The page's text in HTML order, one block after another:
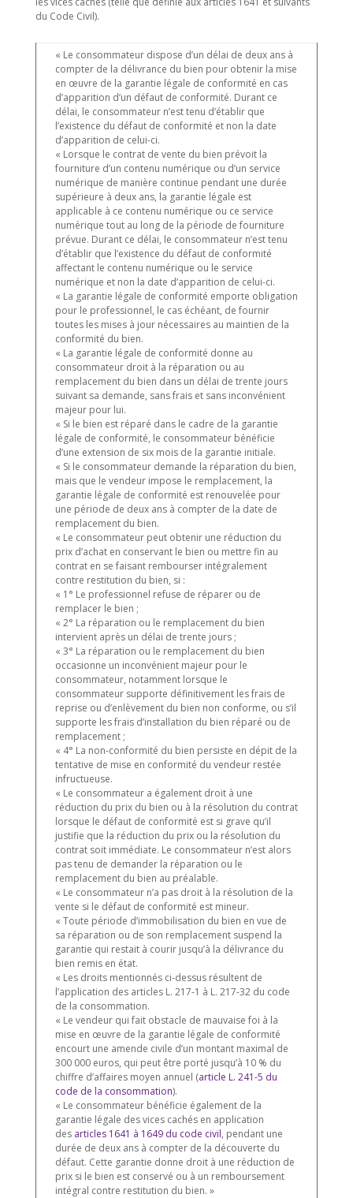
du Code Civil).
« Le consommateur dispose d’un délai de deux ans à
compter de la délivrance du bien pour obtenir la mise
en œuvre de la garantie légale de conformité en cas
d’apparition d’un défaut de conformité. Durant ce
délai, le consommateur n’est tenu d’établir que
l’existence du défaut de conformité et non la date
d’apparition de celui-ci.
« Lorsque le contrat de vente du bien prévoit la
fourniture d’un contenu numérique ou d’un service
numérique de manière continue pendant une durée
supérieure à deux ans, la garantie légale est
applicable à ce contenu numérique ou ce service
numérique tout au long de la période de fourniture
prévue. Durant ce délai, le consommateur n’est tenu
d’établir que l’existence du défaut de conformité
affectant le contenu numérique ou le service
numérique et non la date d’apparition de celui-ci.
« La garantie légale de conformité emporte obligation
pour le professionnel, le cas échéant, de fournir
toutes les mises à jour nécessaires au maintien de la
conformité du bien.
« La garantie légale de conformité donne au
consommateur droit à la réparation ou au
remplacement du bien dans un délai de trente jours
suivant sa demande, sans frais et sans inconvénient
majeur pour lui.
« Si le bien est réparé dans le cadre de la garantie
légale de conformité, le consommateur bénéficie
d’une extension de six mois de la garantie initiale.
« Si le consommateur demande la réparation du bien,
mais que le vendeur impose le remplacement, la
garantie légale de conformité est renouvelée pour
une période de deux ans à compter de la date de
remplacement du bien.
« Le consommateur peut obtenir une réduction du
prix d’achat en conservant le bien ou mettre fin au
contrat en se faisant rembourser intégralement
contre restitution du bien, si :
« 1° Le professionnel refuse de réparer ou de
remplacer le bien ;
« 2° La réparation ou le remplacement du bien
intervient après un délai de trente jours ;
« 3° La réparation ou le remplacement du bien
occasionne un inconvénient majeur pour le
consommateur, notamment lorsque le
consommateur supporte définitivement les frais de
reprise ou d’enlèvement du bien non conforme, ou s’il
supporte les frais d’installation du bien réparé ou de
remplacement ;
« 4° La non-conformité du bien persiste en dépit de la
tentative de mise en conformité du vendeur restée
infructueuse.
« Le consommateur a également droit à une
réduction du prix du bien ou à la résolution du contrat
lorsque le défaut de conformité est si grave qu’il
justifie que la réduction du prix ou la résolution du
contrat soit immédiate. Le consommateur n’est alors
pas tenu de demander la réparation ou le
remplacement du bien au préalable.
« Le consommateur n’a pas droit à la résolution de la
vente si le défaut de conformité est mineur.
« Toute période d’immobilisation du bien en vue de
sa réparation ou de son remplacement suspend la
garantie qui restait à courir jusqu’à la délivrance du
bien remis en état.
« Les droits mentionnés ci-dessus résultent de
l’application des articles L. 217-1 à L. 217-32 du code
de la consommation.
« Le vendeur qui fait obstacle de mauvaise foi à la
mise en œuvre de la garantie légale de conformité
encourt une amende civile d’un montant maximal de
300 000 euros, qui peut être porté jusqu’à 10 % du
chiffre d’affaires moyen annuel (article L. 241-5 du
code de la consommation).
« Le consommateur bénéficie également de la
garantie légale des vices cachés en application
des articles 1641 à 1649 du code civil, pendant une
durée de deux ans à compter de la découverte du
défaut. Cette garantie donne droit à une réduction de
prix si le bien est conservé ou à un remboursement
intégral contre restitution du bien. »